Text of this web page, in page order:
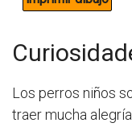
Los perros niños
traer mucha